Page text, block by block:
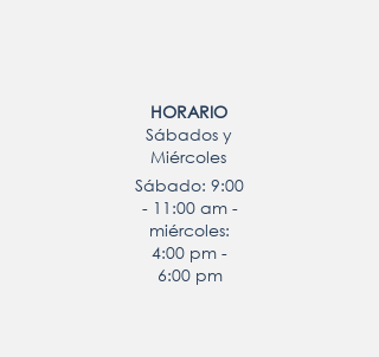
HORARIO
Sábados y
Miércoles
Sábado: 9:00
- 11:00 am -
miércoles:
4:00 pm -
6:00 pm